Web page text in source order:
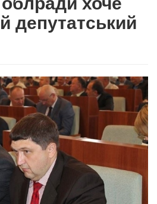
депутатський